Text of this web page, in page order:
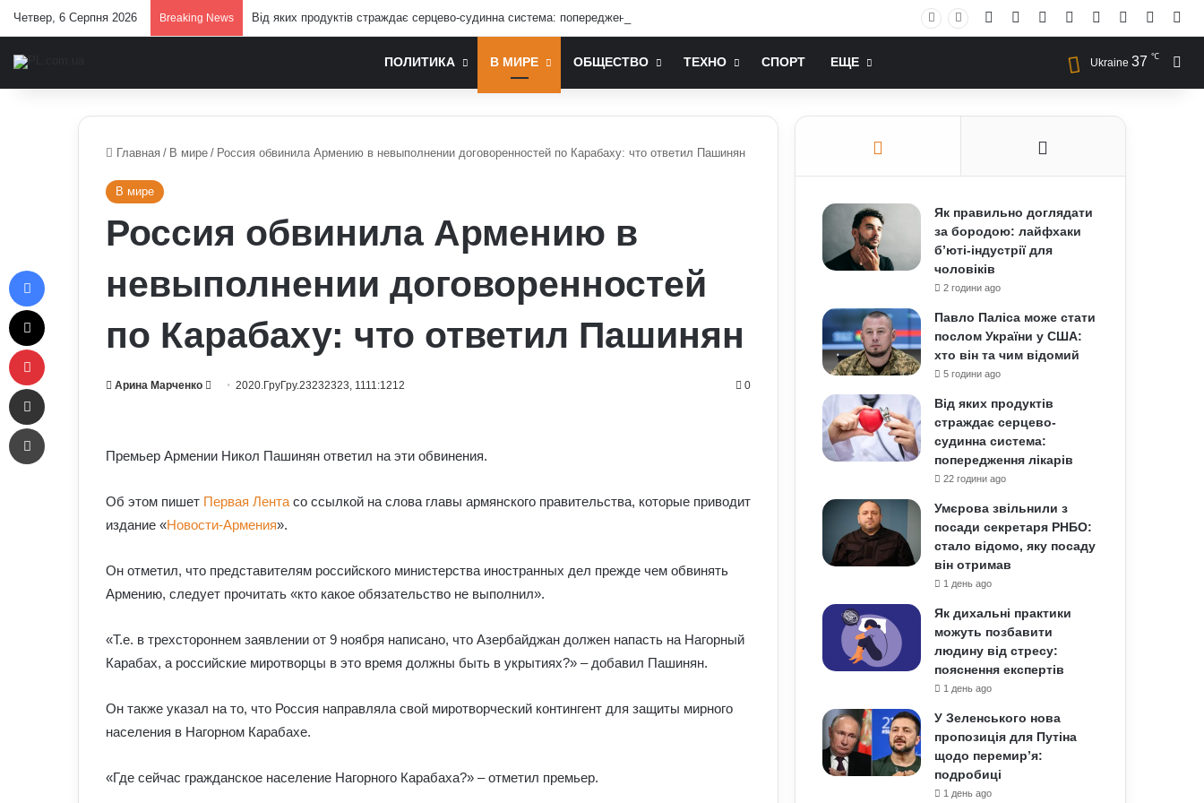
Четвер, 6 Серпня 2026 Breaking News Від яких продуктів страждає серцево-судинна система: попередження лікарів Facebook YouTubeInstagram
RSS Log In
ПОЛИТИКА В МИРЕ ОБЩЕСТВО ТЕХНО СПОРТ ЕЩЕ Ukraine 37 ℃
Главная / В мире / Россия обвинила Армению в невыполнении договоренностей по Карабаху: что ответил Пашинян
В мире
Россия обвинила Армению в
невыполнении договоренностей
по Карабаху: что ответил Пашинян
Арина Марченко
Send2020.ГруГру.23232323, 1111:1212 0
Премьер Армении Никол Пашинян ответил на эти обвинения.
Об этом пишет Первая Лента со ссылкой на слова главы армянского правительства, которые приводит
издание «Новости-Армения».
Он отметил, что представителям российского министерства иностранных дел прежде чем обвинять
Армению, следует прочитать «кто какое обязательство не выполнил».
«Т.е. в трехстороннем заявлении от 9 ноября написано, что Азербайджан должен напасть на Нагорный
Карабах, а российские миротворцы в это время должны быть в укрытиях?» – добавил Пашинян.
Он также указал на то, что Россия направляла свой миротворческий контингент для защиты мирного
населения в Нагорном Карабахе.
«Где сейчас гражданское население Нагорного Карабаха?» – отметил премьер.
Як правильно доглядати
за бородою: лайфхаки
б’юті-індустрії для
чоловіків
2 години ago
Павло Паліса може стати
послом України у США:
хто він та чим відомий
5 години ago
Від яких продуктів
страждає серцево-
судинна система:
попередження лікарів
22 години ago
Умєрова звільнили з
посади секретаря РНБО:
стало відомо, яку посаду
він отримав
1 день ago
Як дихальні практики
можуть позбавити
людину від стресу:
пояснення експертів
1 день ago
У Зеленського нова
пропозиція для Путіна
щодо перемир’я:
подробиці
1 день ago